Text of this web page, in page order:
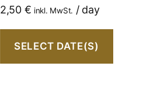
2,50 € inkl. MwSt. / day
SELECT DATE(S)